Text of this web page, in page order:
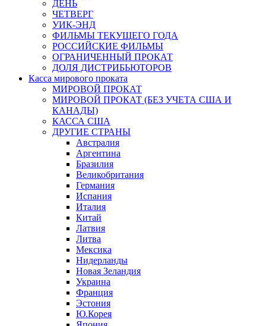
ДЕНЬ
ЧЕТВЕРГ
УИК-ЭНД
ФИЛЬМЫ ТЕКУЩЕГО ГОДА
РОССИЙСКИЕ ФИЛЬМЫ
ОГРАНИЧЕННЫЙ ПРОКАТ
ДОЛЯ ДИСТРИБЬЮТОРОВ
Касса мирового проката
МИРОВОЙ ПРОКАТ
МИРОВОЙ ПРОКАТ (БЕЗ УЧЕТА США И
КАНАДЫ)
КАССА США
ДРУГИЕ СТРАНЫ
Австралия
Аргентина
Бразилия
Великобритания
Германия
Испания
Италия
Китай
Латвия
Литва
Мексика
Нидерланды
Новая Зеландия
Украина
Франция
Эстония
Ю.Корея